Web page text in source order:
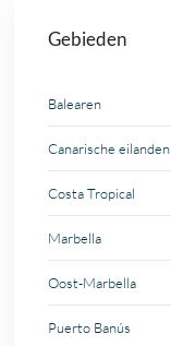
Gebieden
Balearen
Canarische eilanden
Costa Tropical
Marbella
Oost-Marbella
Puerto Banús